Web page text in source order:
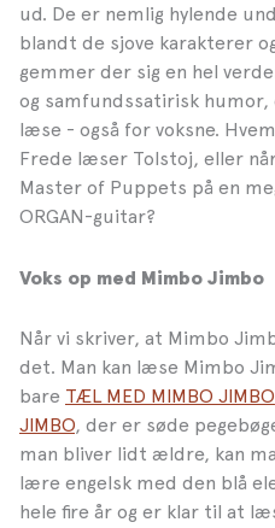
ud. De er nemlig hylende
blandt de sjove karakterer
gemmer der sig en hel
og samfundssatirisk
læse - også for voksne.
Frede læser Tolstoj, eller
Master of Puppets på en
ORGAN-guitar?
Voks op med Mimbo Jimbo
Når vi skriver, at Mimbo
det. Man kan læse Mimbo
bare TÆL MED MIMBO JIMBO
JIMBO, der er søde
man bliver lidt ældre, kan
lære engelsk med den blå
hele fire år og er klar til at